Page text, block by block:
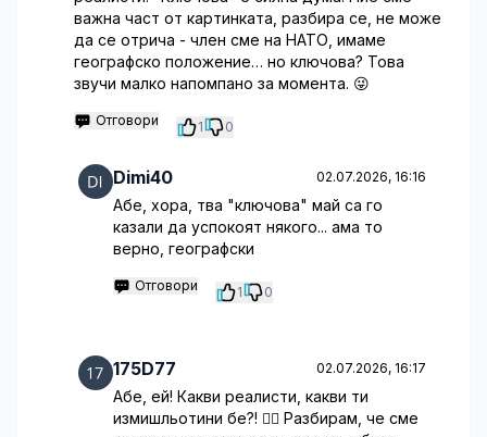
важна част от картинката, разбира се, не може
да се отрича - член сме на НАТО, имаме
географско положение… но ключова? Това
звучи малко напомпано за момента. 😜
Отговори 1 0
Dimi40 02.07.2026, 16:16
Абе, хора, тва "ключова" май са го
казали да успокоят някого... ама то
верно, географски
Отговори 1 0
175D77 02.07.2026, 16:17
Абе, ей! Какви реалисти, какви ти
измишльотини бе?! 🤦‍♂️ Разбирам, че сме